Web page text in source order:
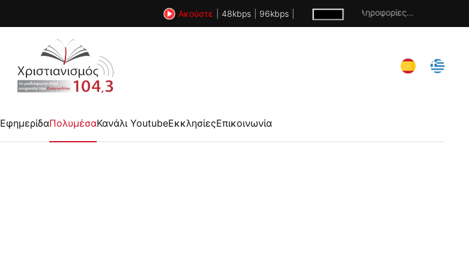
Ακούστε 48kbps 96kbps Χωρίς πληροφορίες...
ΕφημερίδαΠολυμέσαΚανάλι YoutubeΕκκλησίεςΕπικοινωνία